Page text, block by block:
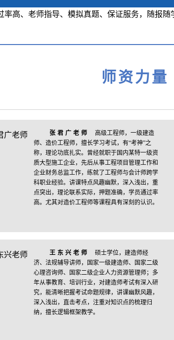
师资力
张君广老师
高级工程师，一级建造
师、造价工程师，擅长学习考试，有“考神”之
称，理论功底扎实。曾经就职于国内某特一级资
质大型施工企业，先后从事工程项目管理工作和
企业财务总监工作，练就了工程师与会计师跨学
科职业经验。讲课特点风趣幽默，深入浅出，重
点突出，理论联系实际，押题准确，学员通过率
高。尤其对造价工程师等课程具有深刻的认识。
王东兴老师
硕士学位，建造师经
济、法规辅导讲师，国家一级建造师、国家二级
心理咨询师、国家二级企业人力资源管理师；多
年从事教育、培训行业，对建造师考试有深入研
究，能清晰把握考试命题规律，讲课幽默风趣，
深入浅出，直击考点，注重对知识点的梳理归
纳，擅长逻辑框架教学。